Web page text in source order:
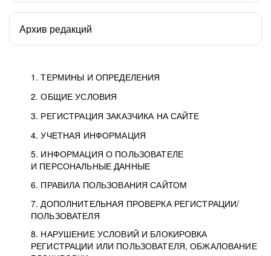
1. ТЕРМИНЫ И ОПРЕДЕЛЕНИЯ
2. ОБЩИЕ УСЛОВИЯ
3. РЕГИСТРАЦИЯ ЗАКАЗЧИКА НА САЙТЕ
4. УЧЕТНАЯ ИНФОРМАЦИЯ
5. ИНФОРМАЦИЯ О ПОЛЬЗОВАТЕЛЕ
И ПЕРСОНАЛЬНЫЕ ДАННЫЕ
6. ПРАВИЛА ПОЛЬЗОВАНИЯ САЙТОМ
7. ДОПОЛНИТЕЛЬНАЯ ПРОВЕРКА РЕГИСТРАЦИИ/
ПОЛЬЗОВАТЕЛЯ
8. НАРУШЕНИЕ УСЛОВИЙ И БЛОКИРОВКА
РЕГИСТРАЦИИ ИЛИ ПОЛЬЗОВАТЕЛЯ, ОБЖАЛОВАНИЕ
Архив редакций